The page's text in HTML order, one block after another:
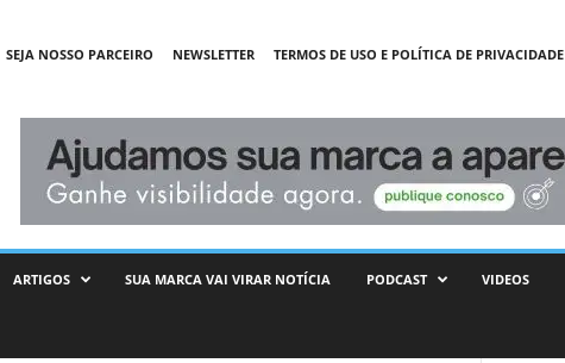
SEJA NOSSO PARCEIRO NEWSLETTER TERMOS DE USO E POLÍTICA DE PRIVACIDADE
ARTIGOS SUA MARCA VAI VIRAR NOTÍCIA PODCAST VIDEOS